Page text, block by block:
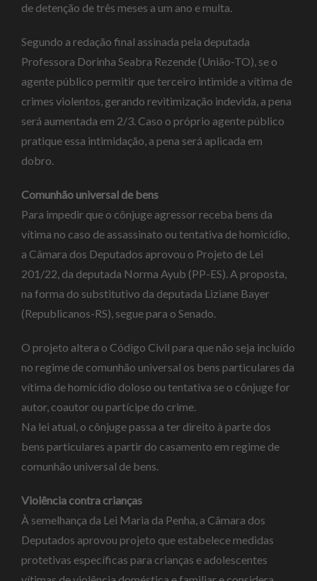
de detenção de três meses a um ano e multa.
Segundo a redação final assinada pela deputada
Professora Dorinha Seabra Rezende (União-TO), se o
agente público permitir que terceiro intimide a vítima de
crimes violentos, gerando revitimização indevida, a pena
será aumentada em 2/3. Caso o próprio agente público
pratique essa intimidação, a pena será aplicada em
dobro.
Comunhão universal de bens
Para impedir que o cônjuge agressor receba bens da
vítima no caso de assassinato ou tentativa de homicídio,
a Câmara dos Deputados aprovou o Projeto de Lei
201/22, da deputada Norma Ayub (PP-ES). A proposta,
na forma do substitutivo da deputada Liziane Bayer
(Republicanos-RS), segue para o Senado.
O projeto altera o Código Civil para que não seja incluído
no regime de comunhão universal os bens particulares da
vítima de homicídio doloso ou tentativa se o cônjuge for
autor, coautor ou partícipe do crime.
Na lei atual, o cônjuge passa a ter direito à parte dos
bens particulares a partir do casamento em regime de
comunhão universal de bens.
Violência contra crianças
À semelhança da Lei Maria da Penha, a Câmara dos
Deputados aprovou projeto que estabelece medidas
protetivas específicas para crianças e adolescentes